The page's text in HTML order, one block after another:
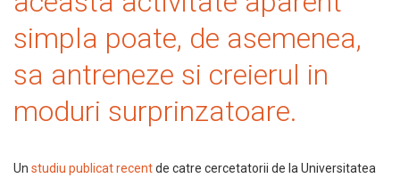
simpla poate, de asemenea,
sa antreneze si creierul in
moduri surprinzatoare.
Un studiu publicat recentde catre cercetatorii de la Universitatea